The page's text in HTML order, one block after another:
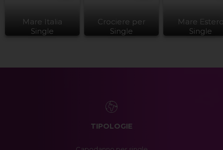
Mare Italia
Single
Crociere per
Single
Mare
Single
TIPOLOGIE